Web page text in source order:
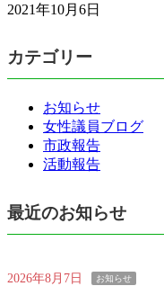
2021年10月6日
カテゴリー
お知らせ
女性議員ブログ
市政報告
活動報告
最近のお知らせ
2026年8月7日 お知らせ